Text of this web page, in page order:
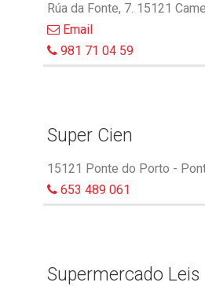
Rúa da Fonte, 7. 15121
Email
981 71 04 59
Super Cien
15121 Ponte do Porto -
653 489 061
Supermercado Leis